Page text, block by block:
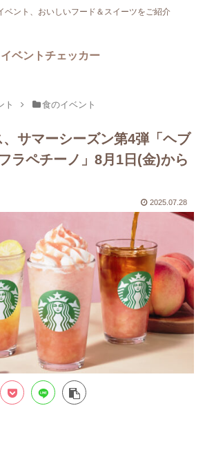
ベント、おいしいフード＆スイーツをご紹介
イベントチェッカー
ト 食のイベント
サマーシーズン第4弾「ヘブ
ラペチーノ」8月1日(金)から
2025.07.28